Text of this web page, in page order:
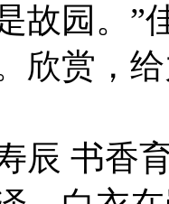
故园。”
欣赏，
辰 书香